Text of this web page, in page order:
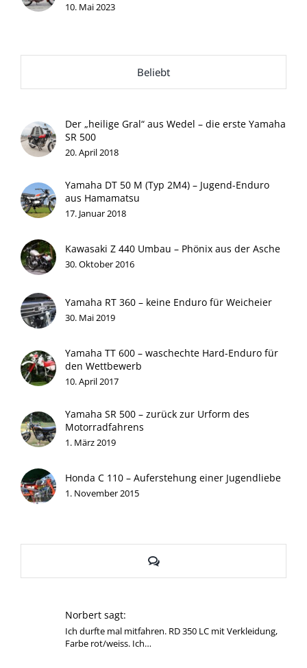
10. Mai 2023
Beliebt
Der „heilige Gral“ aus Wedel – die erste Yamaha
SR 500
20. April 2018
Yamaha DT 50 M (Typ 2M4) – Jugend-Enduro
aus Hamamatsu
17. Januar 2018
Kawasaki Z 440 Umbau – Phönix aus der Asche
30. Oktober 2016
Yamaha RT 360 – keine Enduro für Weicheier
30. Mai 2019
Yamaha TT 600 – waschechte Hard-Enduro für
den Wettbewerb
10. April 2017
Yamaha SR 500 – zurück zur Urform des
Motorradfahrens
1. März 2019
Honda C 110 – Auferstehung einer Jugendliebe
1. November 2015
Kommentare
Norbert sagt:
Ich durfte mal mitfahren. RD 350 LC mit Verkleidung,
Farbe rot/weiss. Ich…